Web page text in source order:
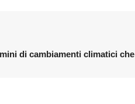
di cambiamenti climatici che